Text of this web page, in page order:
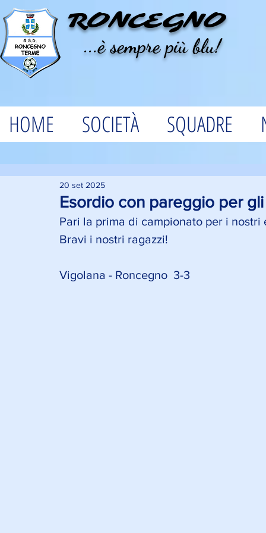
RONCEGNO
...è sempre più blu!
HOME SOCIETÀ SQUADRE
Esordio con pareggio per
20 set 2025
Pari la prima di campionato per i
Bravi i nostri ragazzi!
Vigolana - Roncegno  3-3